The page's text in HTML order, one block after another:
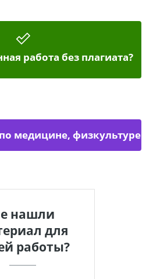
работа без плагиата?
медицине, физкультуре
нашли
для
работы?